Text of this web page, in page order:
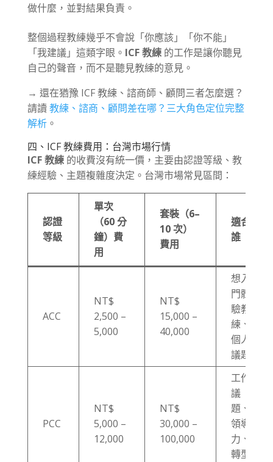
做什麼，並對結果負責。
整個過程教練幾乎不會說「你應該」「你不能」
「我建議」這類字眼。 ICF 教練的工作是讓你聽見
自己的聲音，而不是聽見教練的意見。
→ 還在猶豫 ICF 教練、諮商師、顧問三者怎麼選？
請讀 教練、諮商、顧問差在哪？三大角色定位完整
解析。
四、ICF 教練費用：台灣市場行情
ICF 教練的收費沒有統一價，主要由認證等級、教
練經驗、主題複雜度決定。台灣市場常見區間：
認證
等級
單次
（60 分
鐘）費
用
套裝（6–
10 次）
費用
適合
誰
ACC
NT$
2,500 –
5,000
NT$
15,000 –
40,000
想入
門體
驗教
練、
個人
議題
PCC
NT$
5,000 –
12,000
NT$
30,000 –
100,000
工作
議
題、
領導
力、
轉型